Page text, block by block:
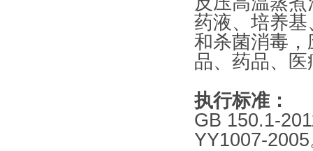
药液、培养
和杀菌消毒
品、药品、
执行标准：
GB 150.1-
YY1007-